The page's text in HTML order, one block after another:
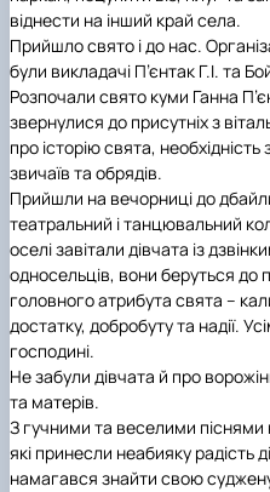
проведення
ініціатива –
віднести на інший край села.
Прийшло свято і до нас.
були викладачі П’єнтак Г.І. та
Розпочали свято куми Ганна
звернулися до присутніх з
про історію свята,
звичаїв та обрядів.
Прийшли на вечорниці до
театральний і танцювальний
оселі завітали дівчата із
односельців, вони беруться до
головного атрибута свята –
достатку, добробуту та надії.
господині.
Не забули дівчата й про
та матерів.
З гучними та веселими піснями
які принесли неабияку радість
намагався знайти свою